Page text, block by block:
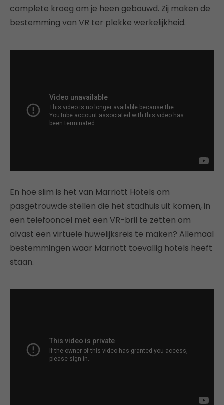
complete kroeg om je heen gebouwd. Zij maken de
bestemming van VR ter plekke werkelijkheid.
En hoe slim is het van Marriott Hotels om
pasgetrouwde stellen die het stadhuis uit komen, in
een telefooncel met een VR-bril te zetten om
alvast een virtuele huwelijksreis te maken? Allemaal
bestemmingen waar Marriott toevallig hotels heeft
staan.